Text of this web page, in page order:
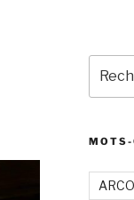
pour
:
MOTS-
ARCO